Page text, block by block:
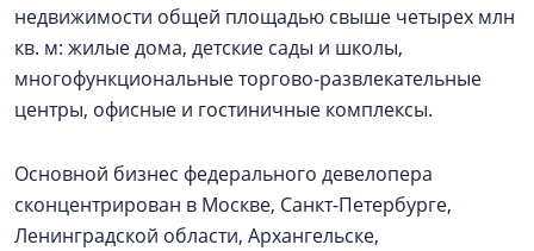
недвижимости общей площадью свыше четырех млн
кв. м: жилые дома, детские сады и школы,
многофункциональные торгово-развлекательные
центры, офисные и гостиничные комплексы.
Основной бизнес федерального девелопера
сконцентрирован в Москве, Санкт-Петербурге,
Ленинградской области, Архангельске,